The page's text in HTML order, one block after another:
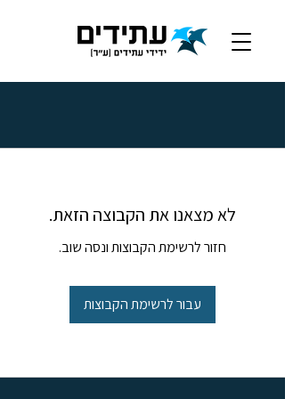
לא מצאנו את הקבוצה הזאת.
חזור לרשימת הקבוצות ונסה שוב.
עבור לרשימת הקבוצות